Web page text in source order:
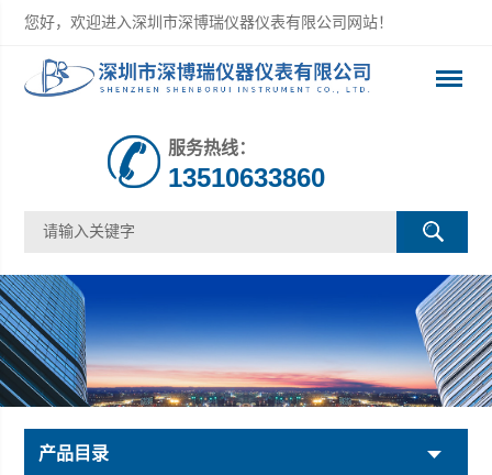
您好，欢迎进入深圳市深博瑞仪器仪表有限公司网站！
服务热线：
13510633860
产品目录